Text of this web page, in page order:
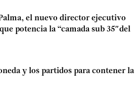
el nuevo director ejecutivo
potencia la “camada sub 35″del
y los partidos para contener la